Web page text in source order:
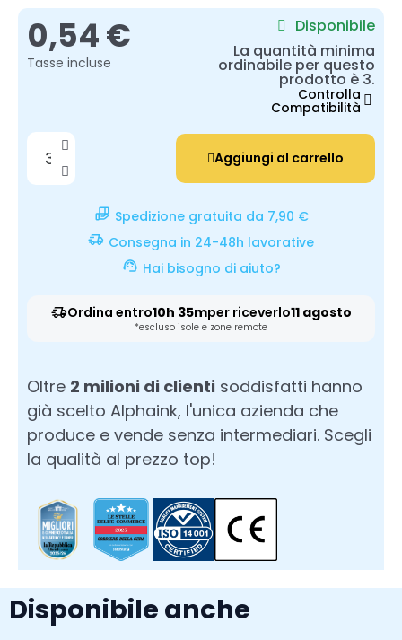
0,54 €
Tasse incluse
Disponibile
La quantità minima
ordinabile per questo
prodotto è 3.
Controlla
Compatibilità
Aggiungi al carrello
Spedizione gratuita da 7,90 €
Consegna in 24-48h lavorative
Hai bisogno di aiuto?
Ordina entro10h 35mper riceverlo11 agosto
*escluso isole e zone remote
Oltre 2 milioni di clienti soddisfatti hanno
già scelto Alphaink, l'unica azienda che
produce e vende senza intermediari. Scegli
la qualità al prezzo top!
Disponibile anche